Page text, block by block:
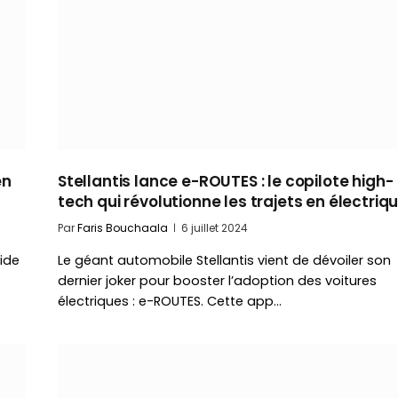
Stellantis lance e-ROUTES : le copilote high-
tech qui révolutionne les trajets en
ParFaris Bouchaala 6 juillet 2024
Le géant automobile Stellantis vient de dévoiler son
dernier joker pour booster l’adoption des voitures
électriques : e-ROUTES. Cette app…